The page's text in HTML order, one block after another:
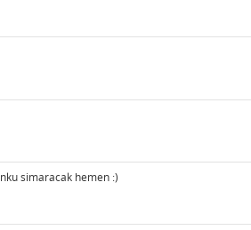
simaracak hemen :)